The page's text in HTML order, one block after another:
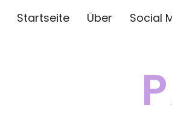
Startseite Über Social